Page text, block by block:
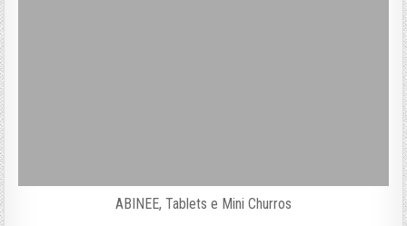
ABINEE, Tablets e Mini Churros